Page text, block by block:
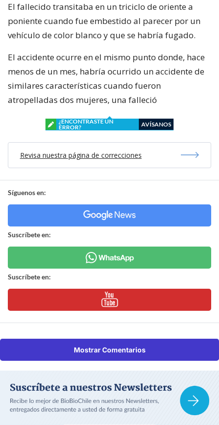
El fallecido transitaba en un triciclo de oriente a
poniente cuando fue embestido al parecer por un
vehículo de color blanco y que se habría fugado.
El accidente ocurre en el mismo punto donde, hace
menos de un mes, habría ocurrido un accidente de
similares características cuando fueron
atropelladas dos mujeres, una falleció
¿ENCONTRASTE UN
ERROR?
AVÍSANOS
Revisa nuestra página de correcciones
Síguenos en:
Suscríbete en:
Suscríbete en:
Mostrar Comentarios